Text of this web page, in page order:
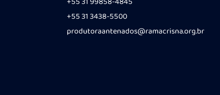
+55 31 3438-5500
produtoraantenados@ramacrisna.org.br